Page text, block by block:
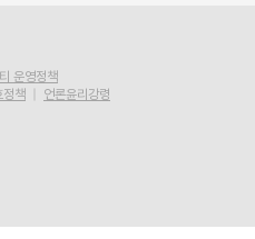
운영정책
정책
언론윤리강령